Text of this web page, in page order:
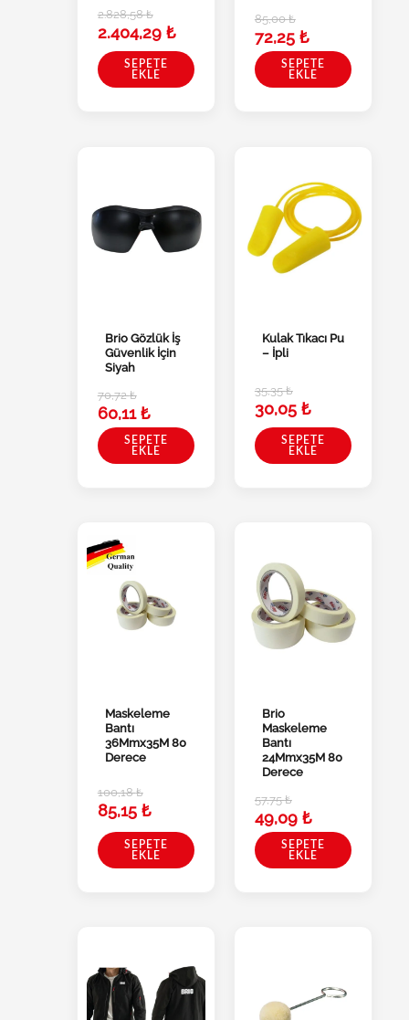
2.828,58₺
2.404,29 ₺
SEPETE
EKLE
85,00₺
72,25 ₺
SEPETE
EKLE
Brio Gözlük İş
Güvenlik İçin
Siyah
70,72₺
60,11₺
SEPETE
EKLE
Kulak Tıkacı Pu
– İpli
35,35₺
30,05 ₺
SEPETE
EKLE
Maskeleme
Bantı
36Mmx35M 80
Derece
100,18₺
85,15 ₺
SEPETE
EKLE
Brio
Maskeleme
Bantı
24Mmx35M 80
Derece
57,75₺
49,09 ₺
SEPETE
EKLE